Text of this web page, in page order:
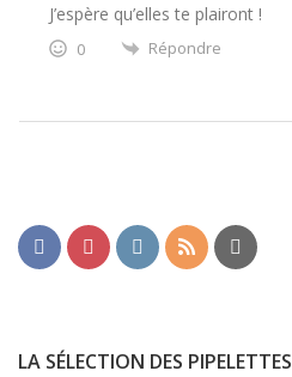
J’espère qu’elles te plairont !
0 Répondre
LA SÉLECTION DES PIPELETTES